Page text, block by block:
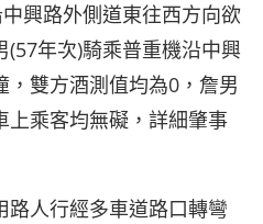
興路外側道東往西方向欲
年次)騎乘普重機沿中興
雙方酒測值均為0，詹男
上乘客均無礙，詳細肇事
人行經多車道路口轉彎